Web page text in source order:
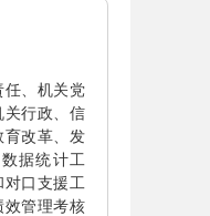
任、机关党
关行政、信
育改革、发
据统计工
口支援工
效管理考核